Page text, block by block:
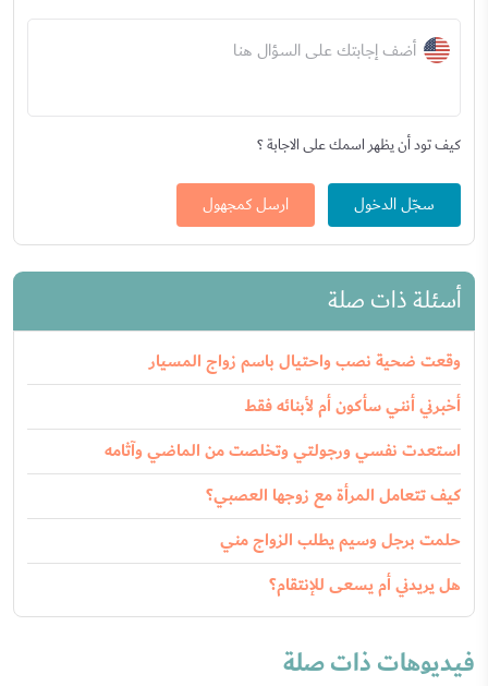
أضف إجابتك على السؤال هنا
كيف تود أن يظهر اسمك على الاجابة ؟
سجّل الدخول ارسل كمجهول
أسئلة ذات صلة
وقعت ضحية نصب واحتيال باسم زواج المسيار
أخبرني أنني سأكون أم لأبنائه فقط
استعدت نفسي ورجولتي وتخلصت من الماضي وآثامه
كيف تتعامل المرأة مع زوجها العصبي؟
حلمت برجل وسيم يطلب الزواج مني
هل يريدني أم يسعى للإنتقام؟
فيديوهات ذات صلة